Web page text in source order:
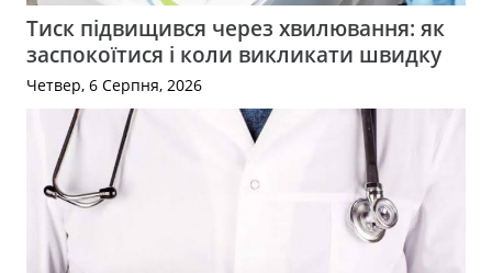
Тиск підвищився через хвилювання: як
заспокоїтися і коли викликати швидку
Четвер, 6 Серпня, 2026